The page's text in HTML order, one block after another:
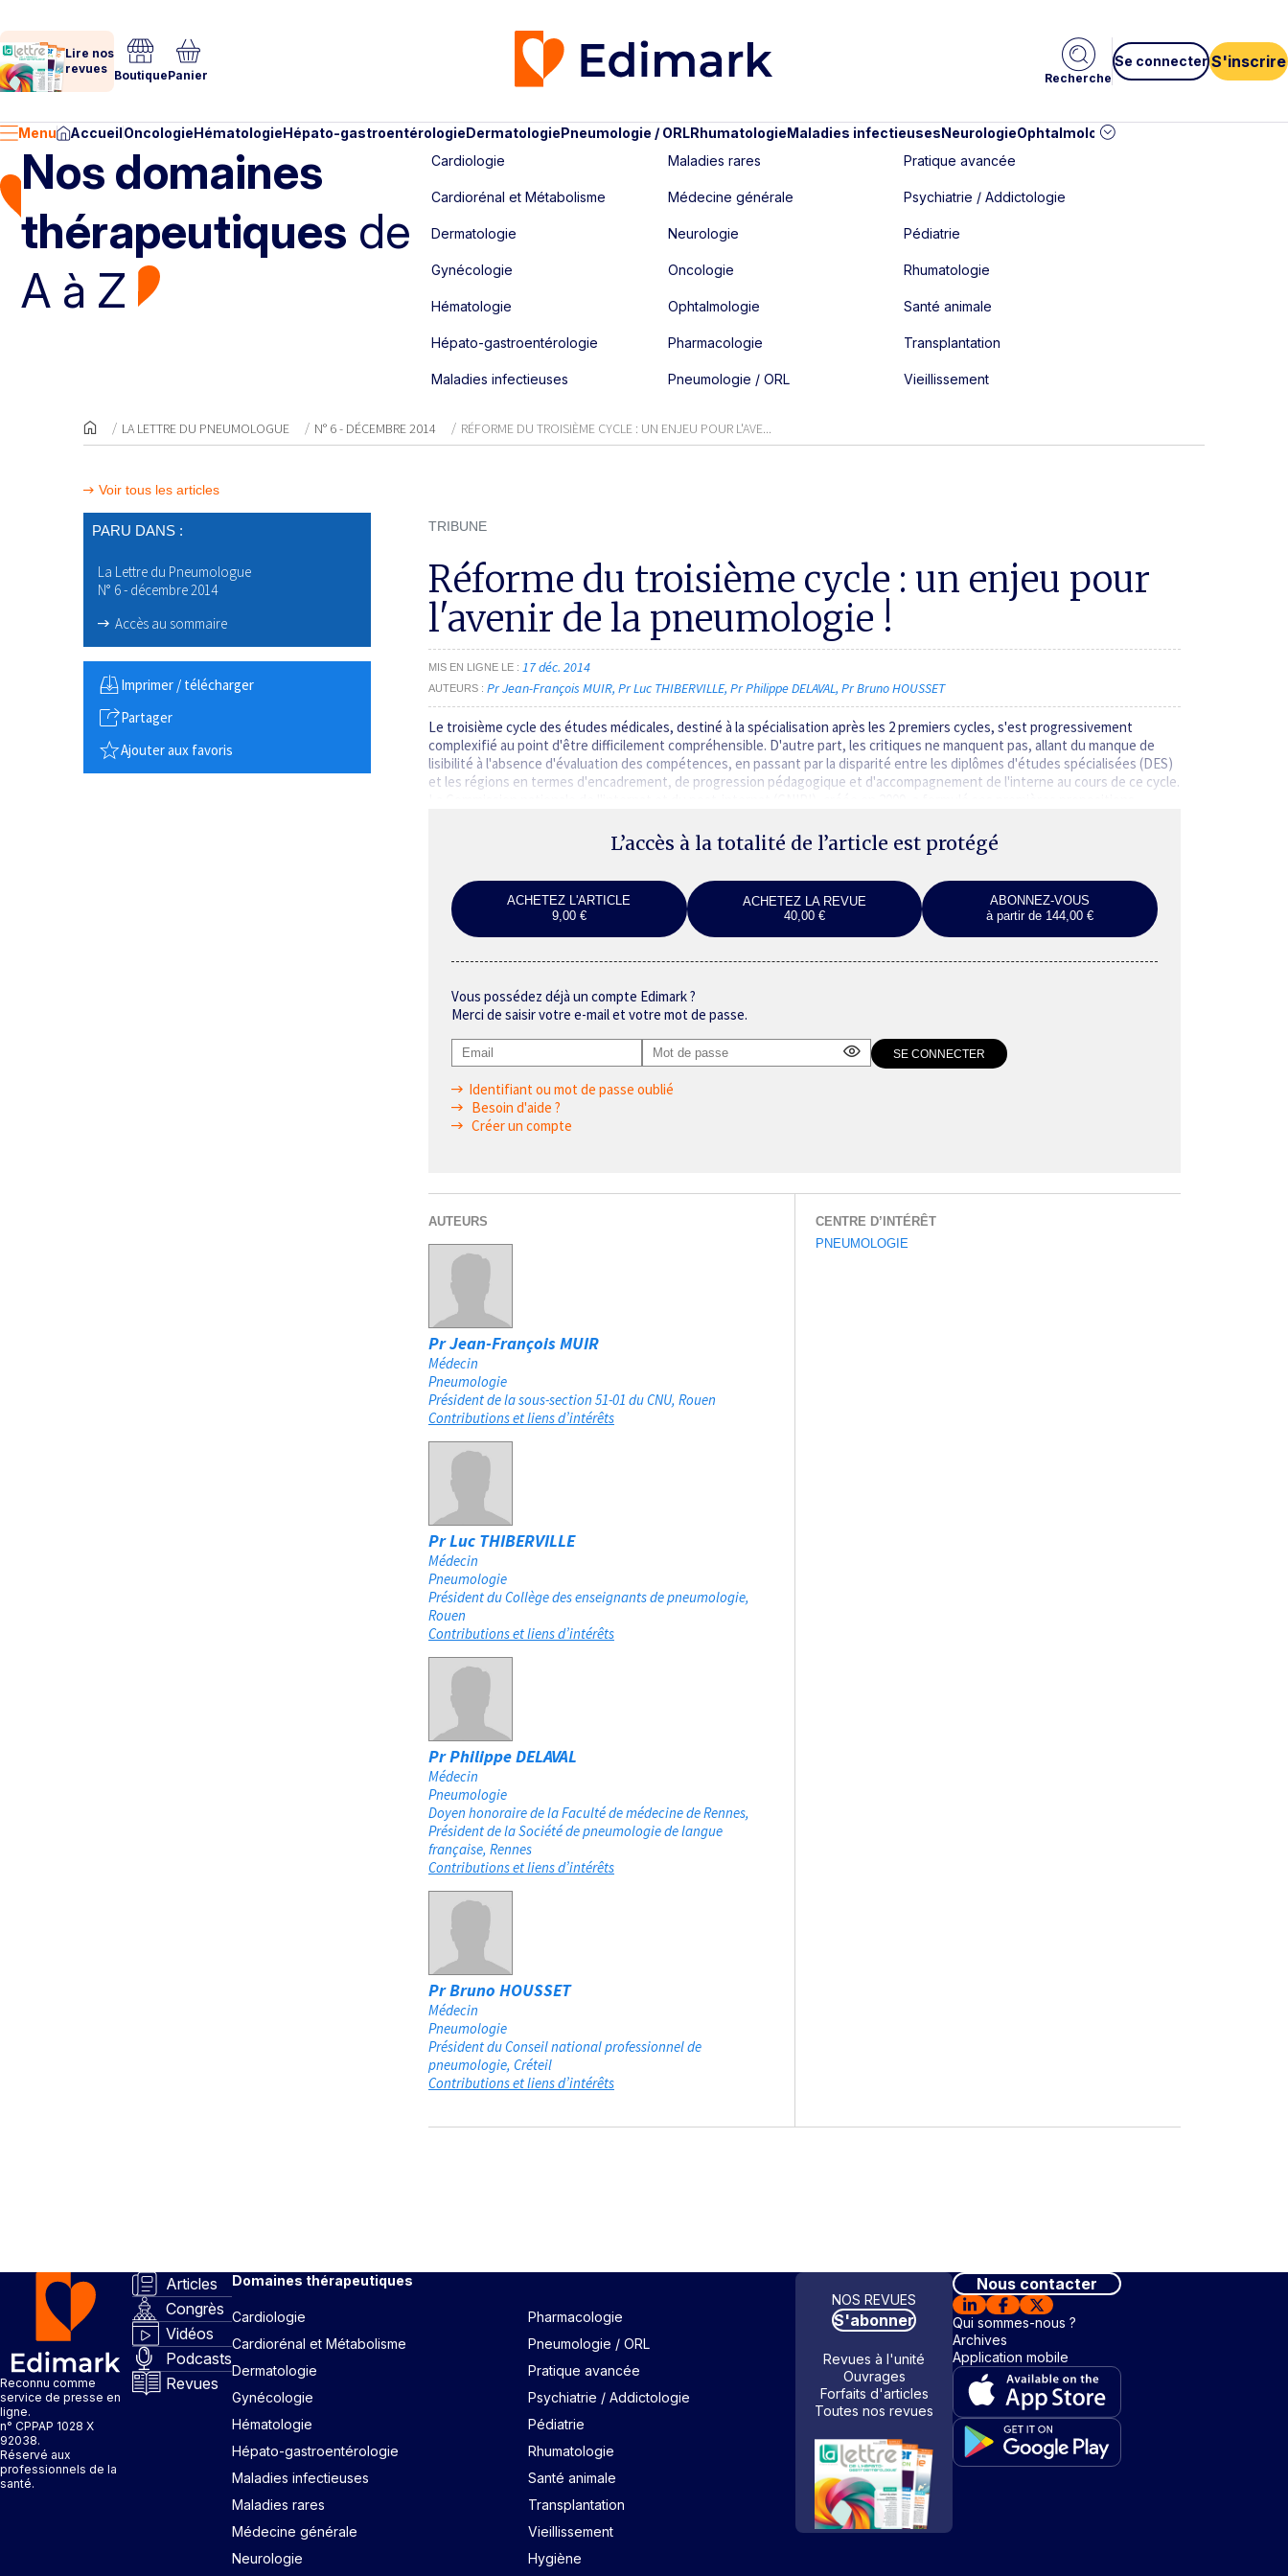
Lire nos
revues BoutiquePanier Recherche
Se connecter S'inscrire
Menu AccueilOncologieHématologieHépato-gastroentérologieDermatologiePneumologie / ORLRhumatologieMaladies infectieusesNeurologieOphtalmologie
Nos domaines
thérapeutiques de
A à Z
Cardiologie
Cardiorénal et Métabolisme
Dermatologie
Gynécologie
Hématologie
Hépato-gastroentérologie
Maladies infectieuses
Maladies rares
Médecine générale
Neurologie
Oncologie
Ophtalmologie
Pharmacologie
Pneumologie / ORL
Pratique avancée
Psychiatrie / Addictologie
Pédiatrie
Rhumatologie
Santé animale
Transplantation
Vieillissement
LA LETTRE DU PNEUMOLOGUE N° 6 - DÉCEMBRE 2014 RÉFORME DU TROISIÈME CYCLE : UN ENJEU POUR L'AVE...
Voir tous les articles
PARU DANS :
La Lettre du Pneumologue
N° 6 - décembre 2014
Accès au sommaire
Imprimer / télécharger
Partager
Ajouter aux favoris
TRIBUNE
Réforme du troisième cycle : un enjeu pour
l'avenir de la pneumologie !
MIS EN LIGNE LE 17 déc. 2014
AUTEURS Pr Jean-François MUIR Pr Luc THIBERVILLE Pr Philippe DELAVAL Pr Bruno HOUSSET
Le troisième cycle des études médicales, destiné à la spécialisation après les 2 premiers cycles, s'est progressivement
complexifié au point d'être difficilement compréhensible. D'autre part, les critiques ne manquent pas, allant du manque de
lisibilité à l'absence d'évaluation des compétences, en passant par la disparité entre les diplômes d'études spécialisées (DES)
et les régions en termes d'encadrement, de progression pédagogique et d'accompagnement de l'interne au cours de ce cycle.
L’accès à la totalité de l’article est protégé
ACHETEZ L'ARTICLE
9,00 €
ACHETEZ LA REVUE
40,00 €
ABONNEZ-VOUS
à partir de 144,00 €
Vous possédez déjà un compte Edimark ?
Merci de saisir votre e-mail et votre mot de passe.
Identifiant ou mot de passe oublié
Besoin d'aide ?
Créer un compte
AUTEURS
Pr Jean-François MUIR
Médecin
Pneumologie
Président de la sous-section 51-01 du CNU Rouen
Contributions et liens d’intérêts
Pr Luc THIBERVILLE
Médecin
Pneumologie
Président du Collège des enseignants de pneumologie
Rouen
Contributions et liens d’intérêts
Pr Philippe DELAVAL
Médecin
Pneumologie
Doyen honoraire de la Faculté de médecine de Rennes,
Président de la Société de pneumologie de langue
française Rennes
Contributions et liens d’intérêts
Pr Bruno HOUSSET
Médecin
Pneumologie
Président du Conseil national professionnel de
pneumologie Créteil
Contributions et liens d’intérêts
CENTRE D’INTÉRÊT
PNEUMOLOGIE
Reconnu comme
service de presse en
ligne.
n° CPPAP 1028 X
92038.
Réservé aux
professionnels de la
santé.
Articles
Congrès
Vidéos
Podcasts
Revues
Domaines thérapeutiques
Cardiologie
Cardiorénal et Métabolisme
Dermatologie
Gynécologie
Hématologie
Hépato-gastroentérologie
Maladies infectieuses
Maladies rares
Médecine générale
Neurologie
Pharmacologie
Pneumologie / ORL
Pratique avancée
Psychiatrie / Addictologie
Pédiatrie
Rhumatologie
Santé animale
Transplantation
Vieillissement
Hygiène
NOS REVUES
S'abonner
Revues à l'unité
Ouvrages
Forfaits d'articles
Toutes nos revues
Nous contacter
Qui sommes-nous ?
Archives
Application mobile